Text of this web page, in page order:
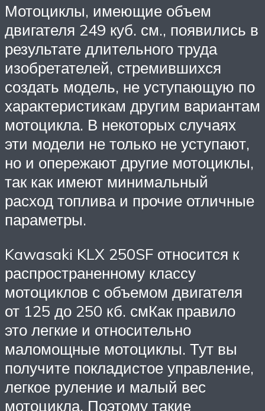
Мотоциклы, имеющие объем
двигателя 249 куб. см., появились в
результате длительного труда
изобретателей, стремившихся
создать модель, не уступающую по
характеристикам другим вариантам
мотоцикла. В некоторых случаях
эти модели не только не уступают,
но и опережают другие мотоциклы,
так как имеют минимальный
расход топлива и прочие отличные
параметры.
Kawasaki KLX 250SF относится к
распространенному классу
мотоциклов с объемом двигателя
от 125 до 250 кб. смКак правило
это легкие и относительно
маломощные мотоциклы. Тут вы
получите покладистое управление,
легкое руление и малый вес
мотоцикла. Поэтому такие